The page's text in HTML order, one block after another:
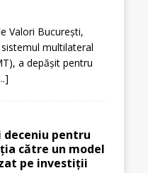
Valori București,
multilateral
a depășit pentru
pentru
către un model
pe investiții